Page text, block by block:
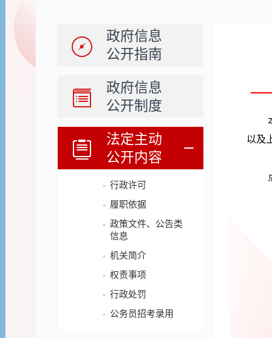
政府信息
公开指南
政府信息
公开制度
法定主动
公开内容
行政许可
履职依据
政策文件、公告类
信息
机关简介
权责事项
行政处罚
公务员招考录用
以及